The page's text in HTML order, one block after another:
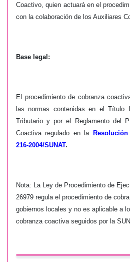
Coactivo, quien actuará en el
con la colaboración de los Auxiliares
Base legal:
El procedimiento de cobranza
las normas contenidas en el
Tributario y por el Reglamento del
Coactiva regulado en la
216-2004/SUNAT.
Nota: La Ley de Procedimiento de
26979 regula el procedimiento de
gobiernos locales y no es aplicable a
cobranza coactiva seguidos por la